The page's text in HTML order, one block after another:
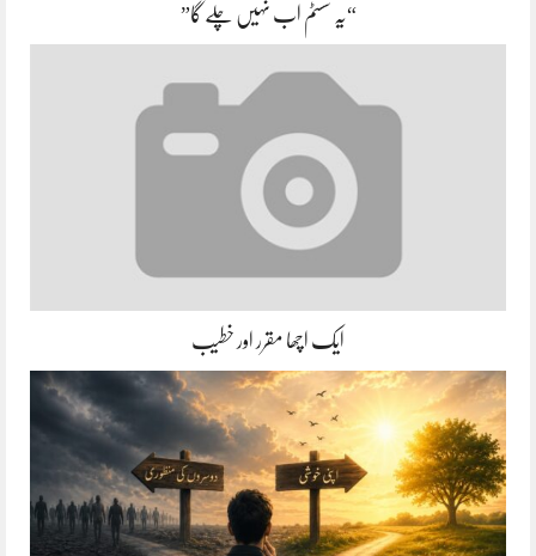
“یہ سسٹم اب نہیں چلے گا”
ایک اچھا مقرر اور خطیب